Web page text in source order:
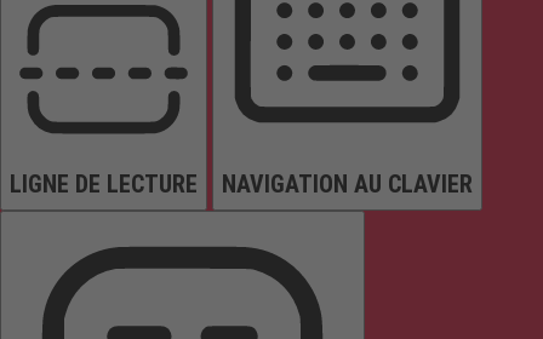
LIGNE DE LECTURE NAVIGATION AU CLAVIER